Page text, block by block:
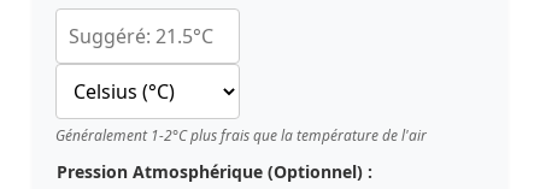
Généralement 1-2°C plus frais que la température de l'air
Pression Atmosphérique (Optionnel) :